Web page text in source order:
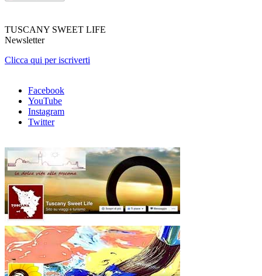
TUSCANY SWEET LIFE
Newsletter
Clicca qui per iscriverti
Facebook
YouTube
Instagram
Twitter